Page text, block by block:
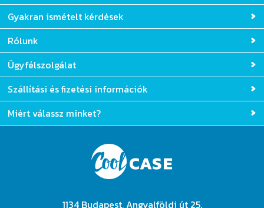
Gyakran ismételt kérdések
Rólunk
Ügyfélszolgálat
Szállítási és fizetési információk
Miért válassz minket?
1134 Budapest, Angyalföldi út 25.